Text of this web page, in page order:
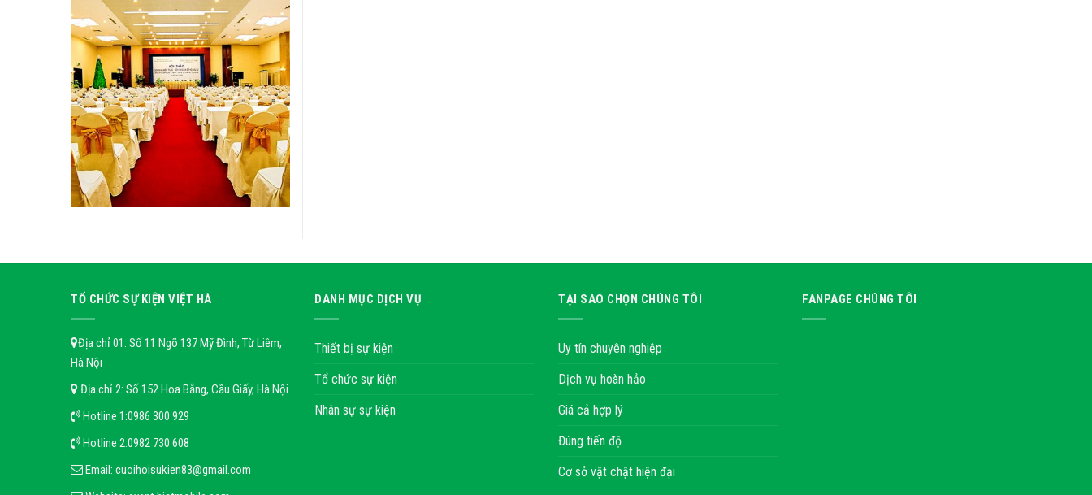
TỔ CHỨC SỰ KIỆN VIỆT HÀ
Địa chỉ 01: Số 11 Ngõ 137 Mỹ Đình, Từ Liêm,
Hà Nội
Địa chỉ 2: Số 152 Hoa Bằng, Cầu Giấy, Hà Nội
Hotline 1:0986 300 929
Hotline 2:0982 730 608
Email: cuoihoisukien83@gmail.com
DANH MỤC DỊCH VỤ
Thiết bị sự kiện
Tổ chức sự kiện
Nhân sự sự kiện
TẠI SAO CHỌN CHÚNG TÔI
Uy tín chuyên nghiệp
Dịch vụ hoàn hảo
Giá cả hợp lý
Đúng tiến độ
Cơ sở vật chật hiện đại
FANPAGE CHÚNG TÔI